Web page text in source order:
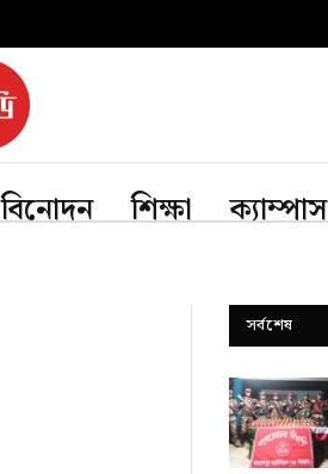
বিনোদন শিক্ষা ক্যাম্পাস
সর্বশেষ